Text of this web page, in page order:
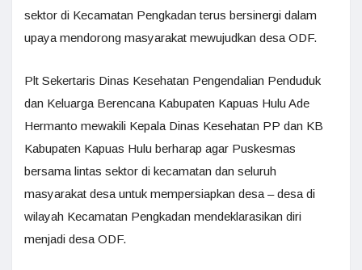
sektor di Kecamatan Pengkadan terus bersinergi dalam
upaya mendorong masyarakat mewujudkan desa ODF.
Plt Sekertaris Dinas Kesehatan Pengendalian Penduduk
dan Keluarga Berencana Kabupaten Kapuas Hulu Ade
Hermanto mewakili Kepala Dinas Kesehatan PP dan KB
Kabupaten Kapuas Hulu berharap agar Puskesmas
bersama lintas sektor di kecamatan dan seluruh
masyarakat desa untuk mempersiapkan desa – desa di
wilayah Kecamatan Pengkadan mendeklarasikan diri
menjadi desa ODF.